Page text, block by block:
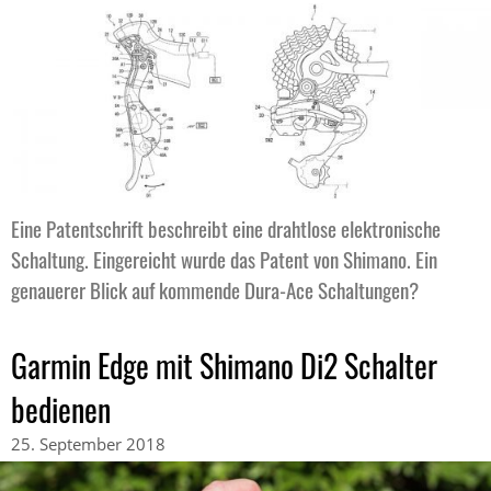
Eine Patentschrift beschreibt eine drahtlose elektronische
Schaltung. Eingereicht wurde das Patent von Shimano. Ein
genauerer Blick auf kommende Dura-Ace Schaltungen?
Garmin Edge mit Shimano Di2 Schalter
bedienen
25. September 2018